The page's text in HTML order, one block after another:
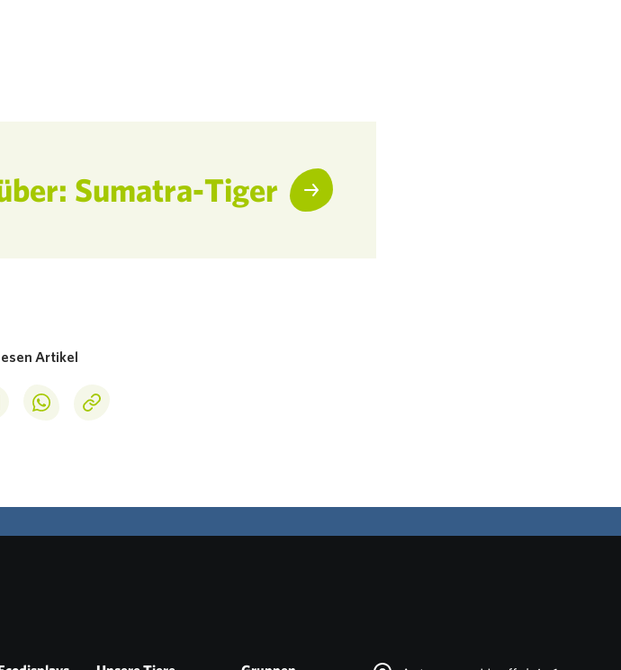
Sumatra-Tiger
Artikel
op Facebook
Deel op WhatsApp
Kopieer link